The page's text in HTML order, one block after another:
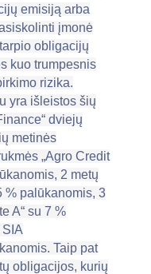
emisiją arba
įmonė
obligacijų
kuo trumpesnis
rizika.
yra išleistos šių
dviejų
metinės
„Agro Credit
2 metų
% palūkanomis, 3
A“ su 7 %
Taip pat
obligacijos, kurių